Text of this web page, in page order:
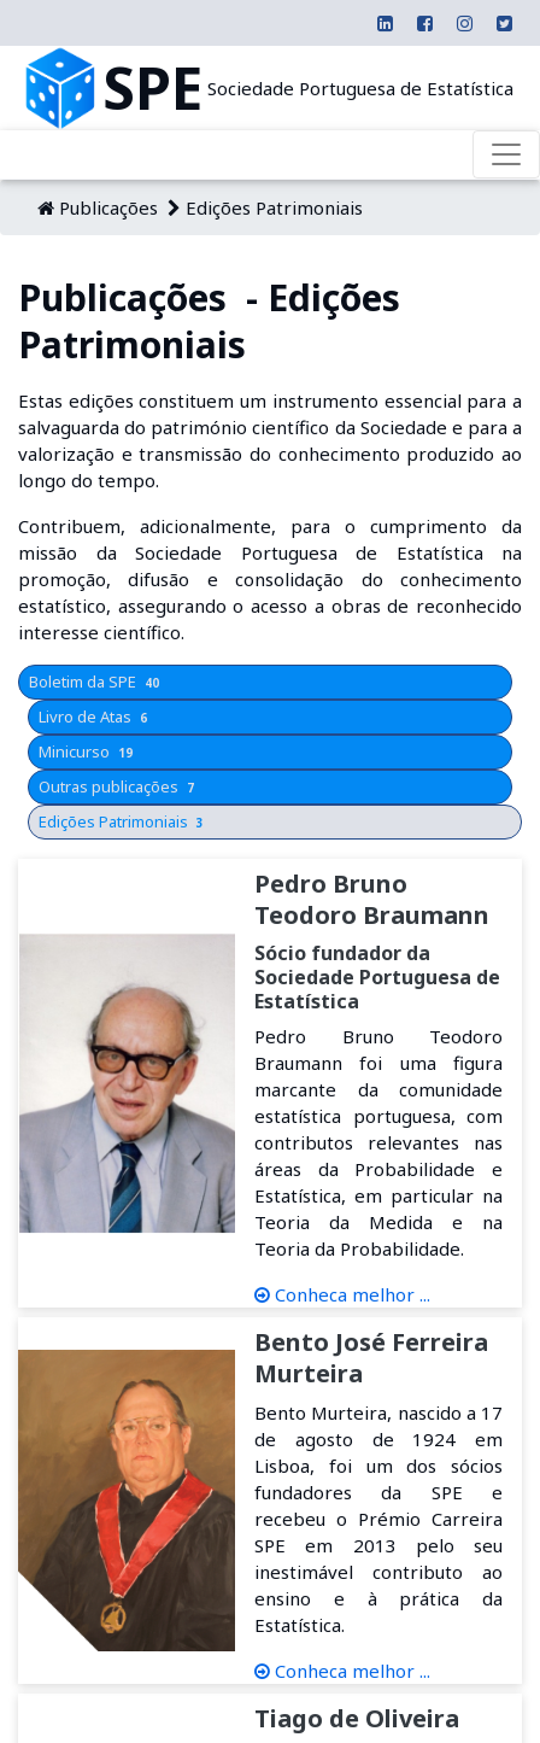
SPE Sociedade Portuguesa de Estatística
Publicações Edições Patrimoniais
Publicações - Edições
Patrimoniais
Estas edições constituem um instrumento essencial para a
salvaguarda do património científico da Sociedade e para a
valorização e transmissão do conhecimento produzido ao
longo do tempo.
Contribuem, adicionalmente, para o cumprimento da
missão da Sociedade Portuguesa de Estatística na
promoção, difusão e consolidação do conhecimento
estatístico, assegurando o acesso a obras de reconhecido
interesse científico.
Boletim da SPE 40
Livro de Atas 6
Minicurso 19
Outras publicações 7
Edições Patrimoniais 3
Pedro Bruno
Teodoro Braumann
Sócio fundador da
Sociedade Portuguesa de
Estatística
Pedro Bruno Teodoro
Braumann foi uma figura
marcante da comunidade
estatística portuguesa, com
contributos relevantes nas
áreas da Probabilidade e
Estatística, em particular na
Teoria da Medida e na
Teoria da Probabilidade.
Conheca melhor ...
Bento José Ferreira
Murteira
Bento Murteira, nascido a 17
de agosto de 1924 em
Lisboa, foi um dos sócios
fundadores da SPE e
recebeu o Prémio Carreira
SPE em 2013 pelo seu
inestimável contributo ao
ensino e à prática da
Estatística.
Conheca melhor ...
Tiago de Oliveira